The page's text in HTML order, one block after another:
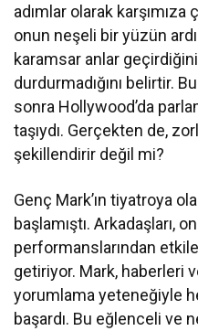
adımlar olarak karşımıza
onun neşeli bir yüzün
karamsar anlar
durdurmadığını belirtir.
sonra Hollywood’da
taşıydı. Gerçekten de,
şekillendirir değil mi?
Genç Mark’ın tiyatroya
başlamıştı. Arkadaşları,
performanslarından
getiriyor. Mark, haberleri
yorumlama yeteneğiyle
başardı. Bu eğlenceli ve